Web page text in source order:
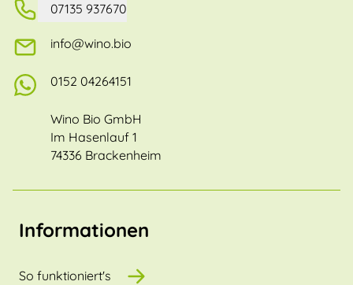
07135 937670
info@wino.bio
0152 04264151
Wino Bio GmbH
Im Hasenlauf 1
74336 Brackenheim
Informationen
So funktioniert's